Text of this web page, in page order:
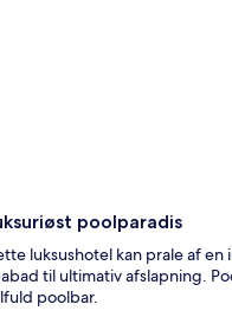
poolparadis
luksushotel kan prale af
til ultimativ afslapning.
poolbar.